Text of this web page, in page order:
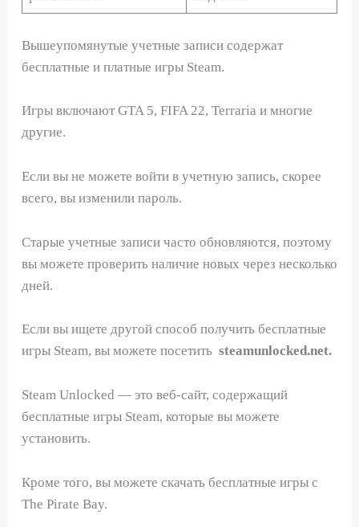
Вышеупомянутые учетные записи содержат
бесплатные и платные игры Steam.
Игры включают GTA 5, FIFA 22, Terraria и многие
другие.
Если вы не можете войти в учетную запись, скорее
всего, вы изменили пароль.
Старые учетные записи часто обновляются, поэтому
вы можете проверить наличие новых через несколько
дней.
Если вы ищете другой способ получить бесплатные
игры Steam, вы можете посетить steamunlocked.net.
Steam Unlocked — это веб-сайт, содержащий
бесплатные игры Steam, которые вы можете
установить.
Кроме того, вы можете скачать бесплатные игры с
The Pirate Bay.